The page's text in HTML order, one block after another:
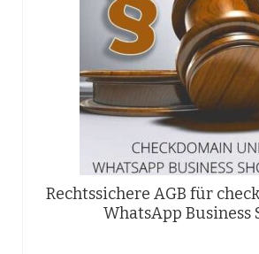
Rechtssichere AGB für
WhatsApp Business